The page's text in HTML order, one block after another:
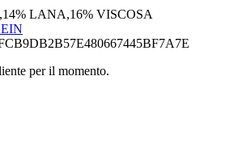
LANA,16% VISCOSA
per il momento.